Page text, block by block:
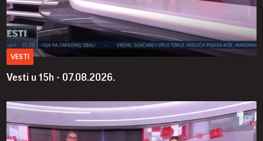
VESTI
Vesti u 15h - 07.08.2026.